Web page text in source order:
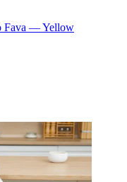
Fava — Yellow